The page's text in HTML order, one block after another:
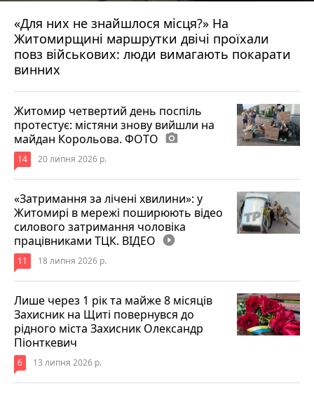
«Для них не знайшлося місця?» На
Житомирщині маршрутки двічі проїхали
повз військових: люди вимагають покарати
винних
17 липня 2026 р.
Житомир четвертий день поспіль
протестує: містяни знову вийшли на
майдан Корольова. ФОТО photo_camera
14 20 липня 2026 р.
«Затримання за лічені хвилини»: у
Житомирі в мережі поширюють відео
силового затримання чоловіка
працівниками ТЦК. ВІДЕО play_circle_filled
11 18 липня 2026 р.
Лише через 1 рік та майже 8 місяців
Захисник на Щиті повернувся до
рідного міста Захисник Олександр
Піонткевич
6 13 липня 2026 р.